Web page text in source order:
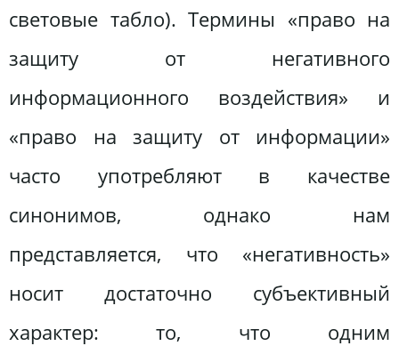
световые табло). Термины «право на
защиту от негативного
информационного воздействия» и
«право на защиту от информации»
часто употребляют в качестве
синонимов, однако нам
представляется, что «негативность»
носит достаточно субъективный
характер: то, что одним